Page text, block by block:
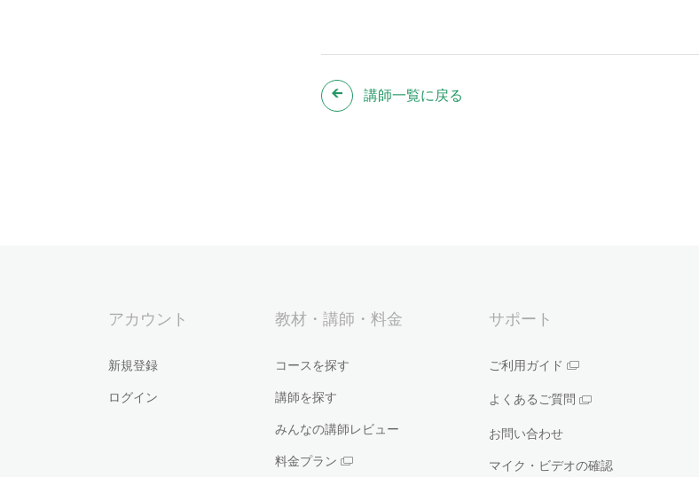
講師一覧に戻る
アカウント
新規登録
ログイン
教材・講師・料金
コースを探す
講師を探す
みんなの講師レビュー
料金プラン
サポート
ご利用ガイド
よくあるご質問
お問い合わせ
マイク・ビデオの確認